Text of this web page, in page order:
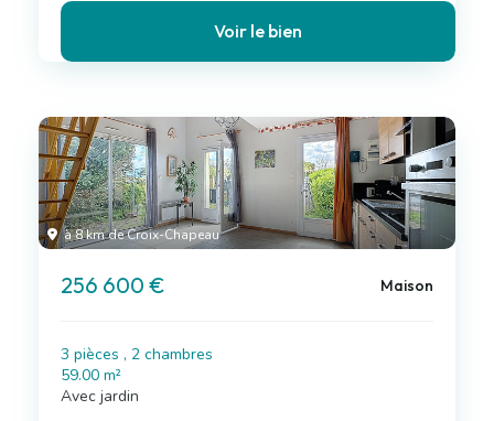
Voir le bien
à 8 km de Croix-Chapeau
256 600 € Maison
3 pièces , 2 chambres
59.00 m²
Avec jardin